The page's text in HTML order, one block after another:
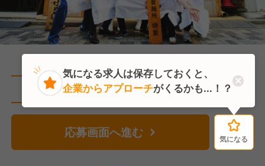
直近2人がこの求人を検討中
応募画面へ進む 気になる
気になる
気になる求人は保存しておくと、
企業からアプローチがくるかも...！？